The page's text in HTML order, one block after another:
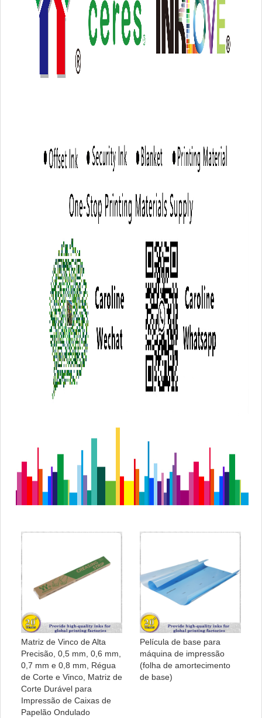
Matriz de Vinco de Alta
Precisão, 0,5 mm, 0,6 mm,
0,7 mm e 0,8 mm, Régua
de Corte e Vinco, Matriz de
Corte Durável para
Impressão de Caixas de
Papelão Ondulado
Película de base para
máquina de impressão
(folha de amortecimento
de base)